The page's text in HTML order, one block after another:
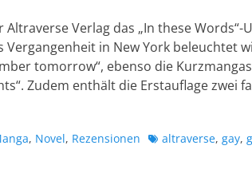
Verlag das „In these
Vergangenheit in New York beleuchtet
tomorrow“, ebenso die
Zudem enthält die Erstauflage zwei
, Novel, Rezensionen Schlagworte
altraverse, gay,